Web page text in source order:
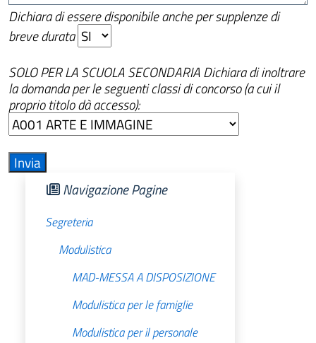
Dichiara di essere disponibile anche per supplenze di
breve durata
SOLO PER LA SCUOLA SECONDARIA Dichiara di inoltrare
la domanda per le seguenti classi di concorso (a cui il
proprio titolo dà accesso):
Navigazione Pagine
Segreteria
Modulistica
MAD-MESSA A DISPOSIZIONE
Modulistica per le famiglie
Modulistica per il personale